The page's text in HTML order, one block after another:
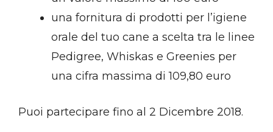
una fornitura di prodotti per l’igiene
orale del tuo cane a scelta tra le linee
Pedigree, Whiskas e Greenies per
una cifra massima di 109,80 euro
Puoi partecipare fino al 2 Dicembre 2018.